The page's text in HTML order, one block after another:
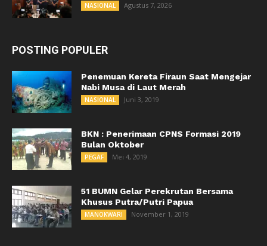
NASIONAL Agustus 7, 2026
POSTING POPULER
Penemuan Kereta Firaun Saat Mengejar
Nabi Musa di Laut Merah
NASIONAL Juni 3, 2019
BKN : Penerimaan CPNS Formasi 2019
Bulan Oktober
PEGAF Mei 4, 2019
51 BUMN Gelar Perekrutan Bersama
Khusus Putra/Putri Papua
MANOKWARI November 1, 2019